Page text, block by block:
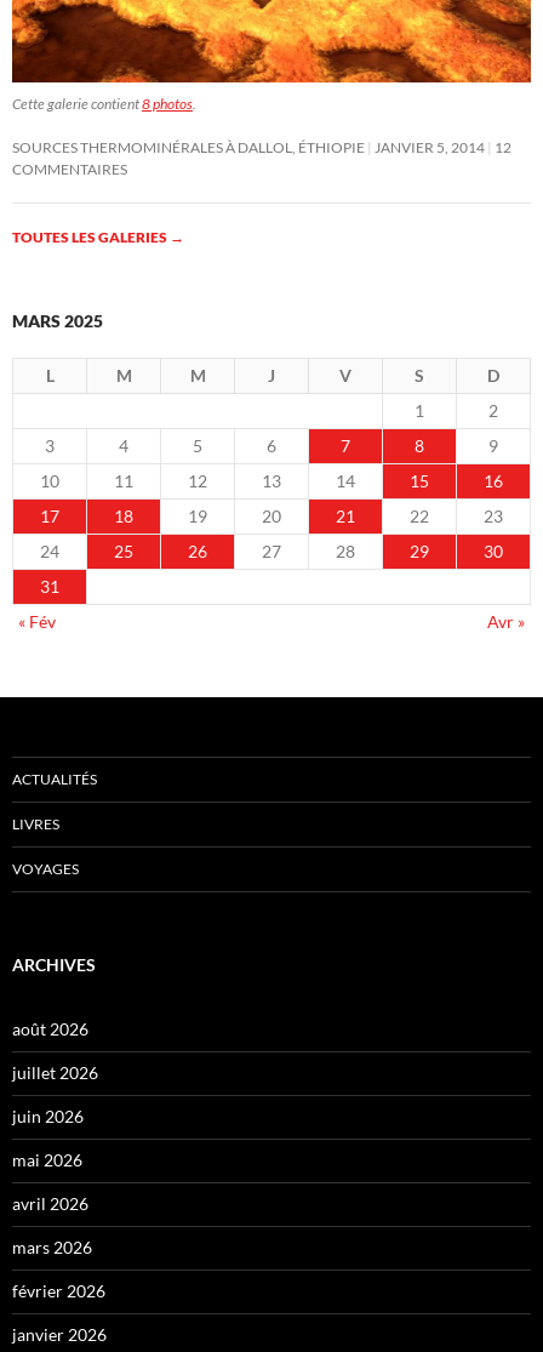
Cette galerie contient8 photos.
SOURCES THERMOMINÉRALES À DALLOL, ÉTHIOPIE JANVIER 5, 2014 12
COMMENTAIRES
TOUTES LES GALERIES →
MARS 2025
L M M J V S
D
1
2
3
4 5 6 7 8
9
10
11 12 13 14 15
16
17
18 19 20 21 22
23
24
25 26 27 28 29
30
31
« Fév
Avr »
ACTUALITÉS
LIVRES
VOYAGES
ARCHIVES
août 2026
juillet 2026
juin 2026
mai 2026
avril 2026
mars 2026
février 2026
janvier 2026